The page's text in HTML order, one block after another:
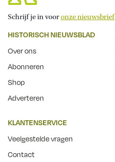
Schrijf je in vooronze nieuwsbrief
HISTORISCH NIEUWSBLAD
Over ons
Abonneren
Shop
Adverteren
KLANTENSERVICE
Veelgestelde vragen
Contact